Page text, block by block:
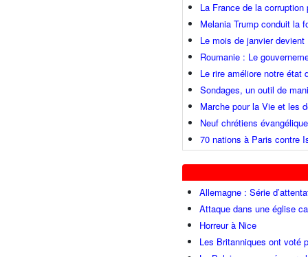
La France de la
Melania Trump conduit la
Le mois de janvier
Roumanie : Le
Le rire améliore notre état
Sondages, un outil de
Marche pour la Vie et les
Neuf chrétiens
70 nations à Paris contre
Allemagne : Série
Attaque dans une église
Horreur à Nice
Les Britanniques ont voté